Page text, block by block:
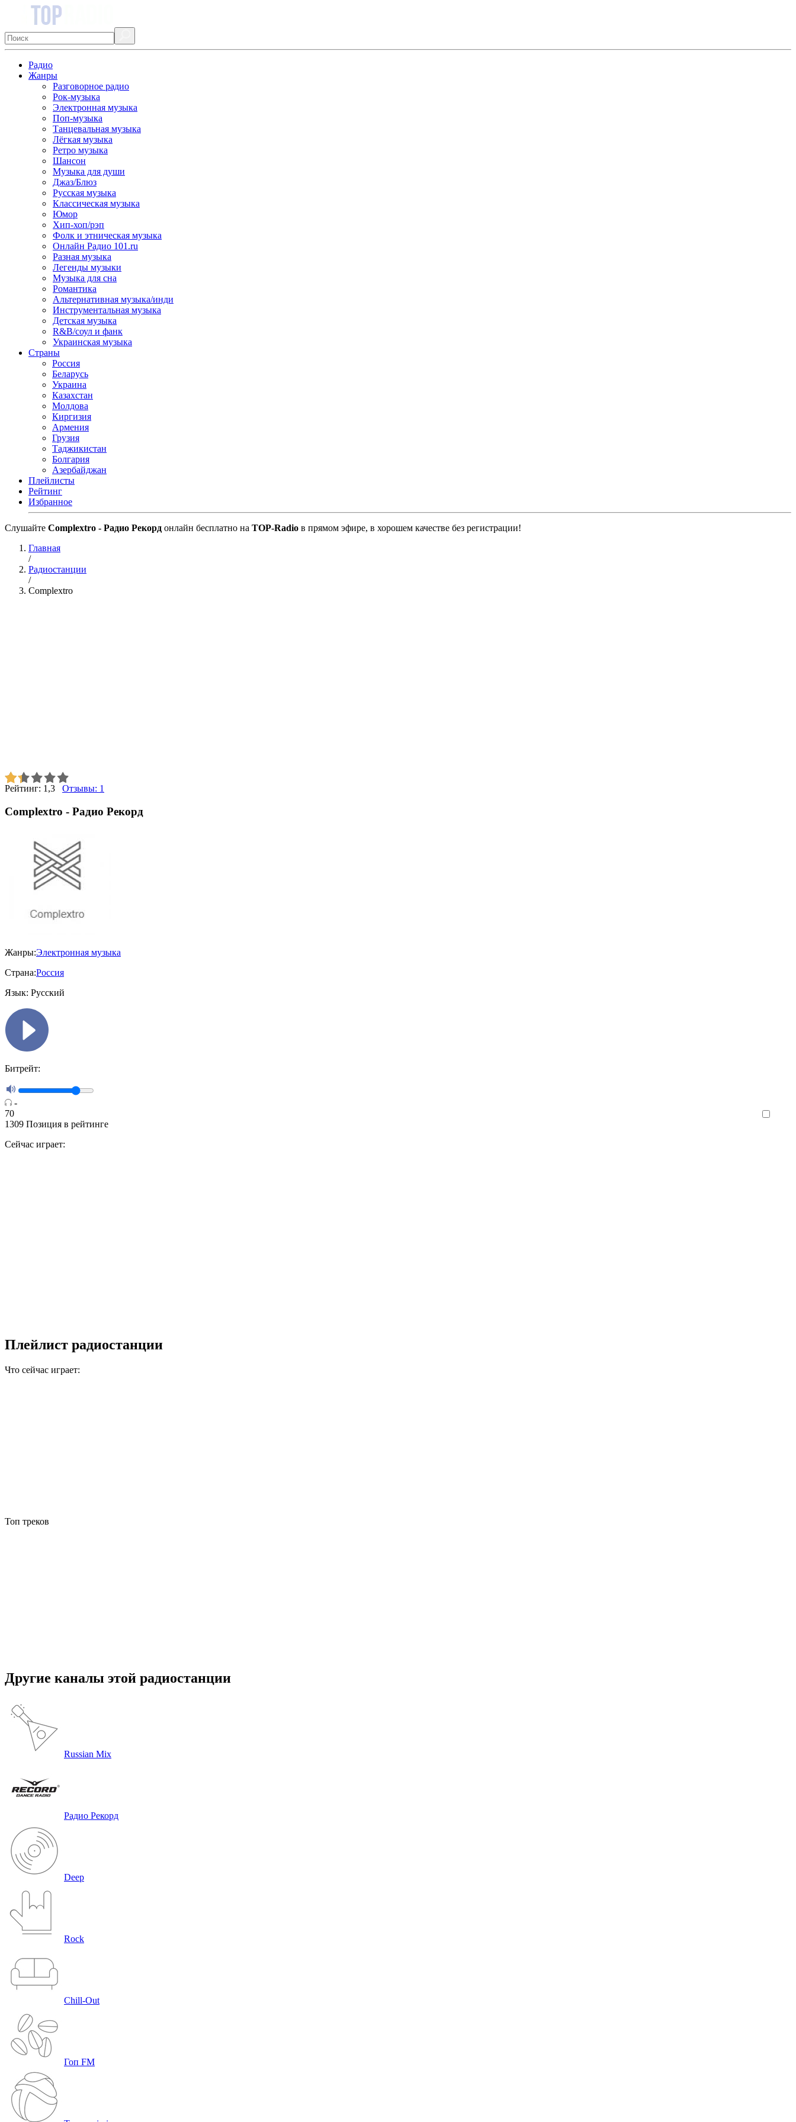
Радио
Жанры
Разговорное радио
Рок-музыка
Электронная музыка
Поп-музыка
Танцевальная музыка
Лёгкая музыка
Ретро музыка
Шансон
Музыка для души
Джаз/Блюз
Русская музыка
Классическая музыка
Юмор
Хип-хоп/рэп
Фолк и этническая музыка
Онлайн Радио 101.ru
Разная музыка
Легенды музыки
Музыка для сна
Романтика
Альтернативная музыка/инди
Инструментальная музыка
Детская музыка
R&B/cоул и фанк
Украинская музыка
Страны
Россия
Беларусь
Украина
Казахстан
Молдова
Киргизия
Армения
Грузия
Таджикистан
Болгария
Азербайджан
Плейлисты
Рейтинг
Избранное
Cлушайте Complextro - Радио Рекорд онлайн бесплатно на TOP-Radio в прямом эфире, в хорошем качестве без регистрации!
Главная
/
Радиостанции
/
Complextro
Рейтинг: 1,3 Отзывы: 1
Complextro - Радио Рекорд
Жанры:Электронная музыка
Страна:Россия
Язык: Русский
Битрейт:
-
70
1309 Позиция в рейтинге
Сейчас играет:
Плейлист радиостанции
Что сейчас играет:
Топ треков
Другие каналы этой радиостанции
Russian Mix
Радио Рекорд
Deep
Rock
Chill-Out
Гоп FM